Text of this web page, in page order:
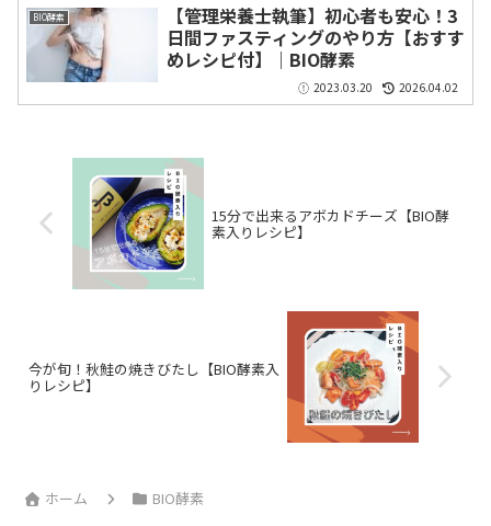
BIO酵素
【管理栄養士執筆】初心者も安心！3
日間ファスティングのやり方【おすす
めレシピ付】｜BIO酵素
2023.03.20 2026.04.02
15分で出来るアボカドチーズ【BIO酵
素入りレシピ】
今が旬！秋鮭の焼きびたし【BIO酵素入
りレシピ】
ホーム BIO酵素